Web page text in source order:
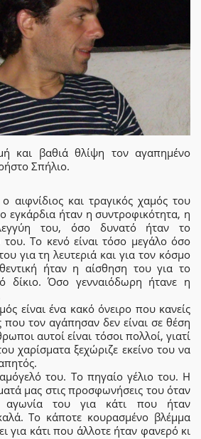
και βαθιά θλίψη τον αγαπημένο
Σπήλιο.
αιφνίδιος και τραγικός χαμός του
εγκάρδια ήταν η συντροφικότητα, η
του, όσο δυνατό ήταν το
Το κενό είναι τόσο μεγάλο όσο
για τη λευτεριά και για τον κόσμο
ήταν η αίσθηση του για το
δίκιο. Όσο γενναιόδωρη ήτανε η
είναι ένα κακό όνειρο που κανείς
τον αγάπησαν δεν είναι σε θέση
αυτοί είναι τόσοι πολλοί, γιατί
χαρίσματα ξεχώριζε εκείνο του να
του. Το πηγαίο γέλιο του. Η
μας στις προσφωνήσεις του όταν
αγωνία του για κάτι που ήταν
Το κάποτε κουρασμένο βλέμμα
για κάτι που άλλοτε ήταν φανερό κι